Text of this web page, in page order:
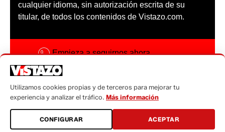
cualquier idioma, sin autorización escrita de su
titular, de todos los contenidos de Vistazo.com.
Empieza a seguirnos ahora
Código ética
Sugerencias a:
sugerencias@vistazo.com
Utilizamos cookies propias y de terceros para mejorar tu
experiencia y analizar el tráfico. Más información
CONFIGURAR ACEPTAR